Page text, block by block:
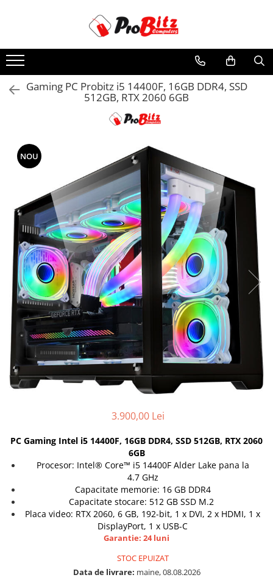
Laptopuri si accesorii
Laptopuri
Laptopuri Second-hand
Componente NOI Laptop
Memorii laptop
Hard Disk-uri laptop
Baterii laptop
Componente REFURBISHED Laptop
Hard Disk-uri Refurbished
Accesorii Laptop
Docking stations
Genti Laptop
Incarcatoare laptop
Incarcatoare laptop refurbished
Standuri și Coolere Laptop
Alte accesorii
Card reader
Calculatoare Mini NOI
Calculatoare SECOND-HAND
Calculatoare REFURBISHED
Calculatoare RENEW
Calculatoare WORKSTATION
Gaming PC Probitz i5 14400F, 16GB DDR4, SSD
512GB, RTX 2060 6GB
NOU
3.900,00 Lei
PC Gaming Intel i5 14400F, 16GB DDR4, SSD 512GB, RTX 2060
6GB
Procesor: Intel® Core™ i5 14400F Alder Lake pana la
4.7 GHz
Capacitate memorie: 16 GB DDR4
Capacitate stocare: 512 GB SSD M.2
Placa video: RTX 2060, 6 GB, 192-bit, 1 x DVI, 2 x HDMI, 1 x
DisplayPort, 1 x USB-C
Garantie: 24 luni
STOC EPUIZAT
Data de livrare: maine, 08.08.2026